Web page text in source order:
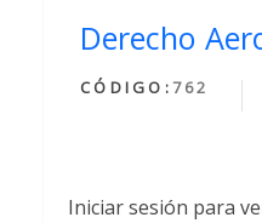
Derecho
CÓDIGO: 762
Iniciar sesión para